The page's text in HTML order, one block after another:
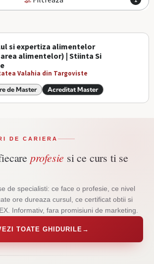
si expertiza alimentelor
alimentelor) | Stiinta Si
Valahia din Targoviste
de Master Acreditat Master
DE CARIERA
profesie si ce curs ti se
de specialisti: ce face o profesie, ce nivel
ore dureaza cursul, ce certificat obtii si
Informativ, fara promisiuni de marketing.
TOATE GHIDURILE →